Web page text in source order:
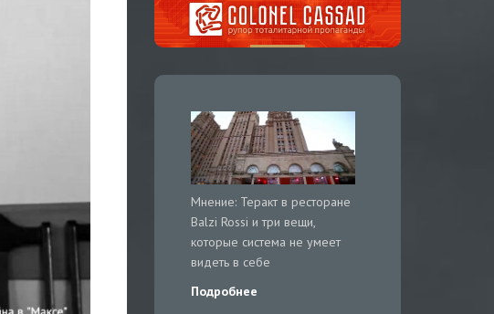
Мнение: Теракт в ресторане
Balzi Rossi и три вещи,
которые система не умеет
видеть в себе
Подробнее